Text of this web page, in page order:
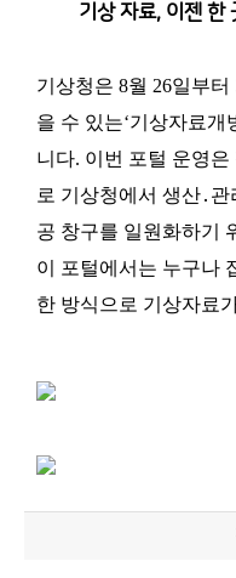
기상 자료, 이젠 한
기상청은 8월 26일부터
을 수 있는‘기상자료개
니다. 이번 포털 운영은
로 기상청에서 생산․ 관
공 창구를 일원화하기
이 포털에서는 누구나
한 방식으로 기상자료